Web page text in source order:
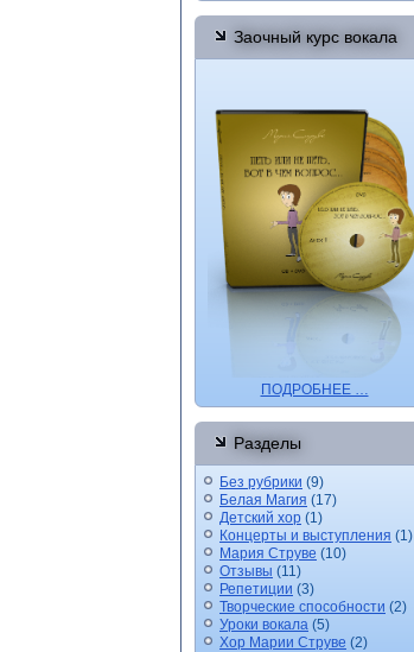
Заочный курс вокала
ПОДРОБНЕЕ …
Разделы
Без рубрики (9)
Белая Магия (17)
Детский хор (1)
Концерты и выступления (1)
Мария Струве (10)
Отзывы (11)
Репетиции (3)
Творческие способности (2)
Уроки вокала (5)
Хор Марии Струве (2)